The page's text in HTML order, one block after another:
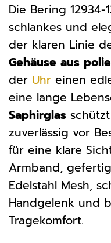
Die Bering
schlankes und
der klaren Linie
Gehäuse aus
der Uhr einen
eine lange
Saphirglas
zuverlässig vor
für eine klare
Armband,
Edelstahl Mesh,
Handgelenk und
Tragekomfort.